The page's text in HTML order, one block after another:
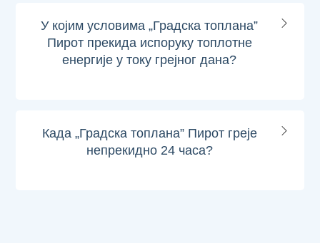
У којим условима „Градска топлана”
Пирот прекида испоруку топлотне
енергије у току грејног дана?
Када „Градска топлана” Пирот греје
непрекидно 24 часа?